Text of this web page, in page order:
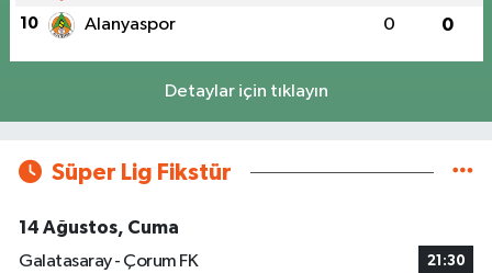
10 Alanyaspor 0 0
Detaylar için tıklayın
Süper Lig Fikstür
14 Ağustos, Cuma
Galatasaray - Çorum FK
21:30